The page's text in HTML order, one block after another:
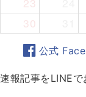
30
公式
速報記事をLINEで